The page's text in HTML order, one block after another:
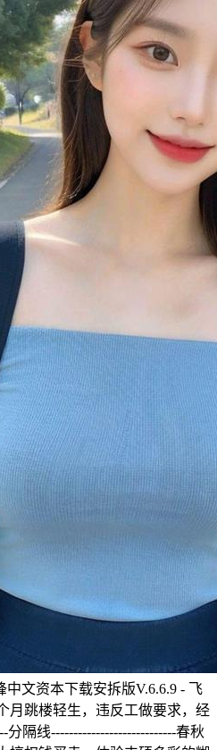
文资本下载安拆版V.6.6.9 - 飞
月跳楼轻生，违反工做要求，经
隔线----------------------------春秋